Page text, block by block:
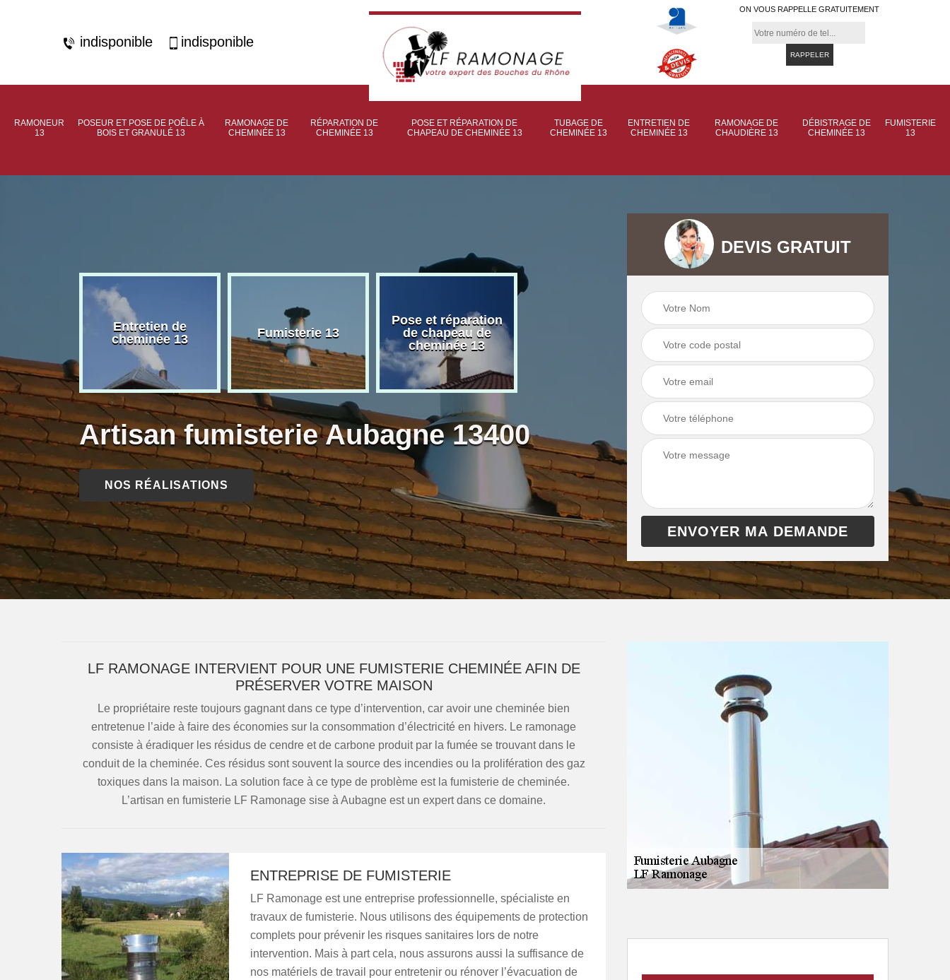
indisponible indisponible
ON VOUS RAPPELLE GRATUITEMENT
RAMONEUR
13
POSEUR ET POSE DE POÊLE À
BOIS ET GRANULÉ 13
RAMONAGE DE
CHEMINÉE 13
RÉPARATION DE
CHEMINÉE 13
POSE ET RÉPARATION DE
CHAPEAU DE CHEMINÉE 13
TUBAGE DE
CHEMINÉE 13
ENTRETIEN DE
CHEMINÉE 13
RAMONAGE DE
CHAUDIÈRE 13
DÉBISTRAGE DE
CHEMINÉE 13
FUMISTERIE
13
Entretien de
cheminée 13
Fumisterie 13
Pose et réparation
de chapeau de
cheminée 13
Poseur et pose de
Ramonage de
chaudière 13
Ramonage de
cheminée 13
Artisan fumisterie Aubagne 13400
NOS RÉALISATIONS
DEVIS GRATUIT
LF RAMONAGE INTERVIENT POUR UNE FUMISTERIE CHEMINÉE AFIN DE
PRÉSERVER VOTRE MAISON
Le propriétaire reste toujours gagnant dans ce type d’intervention, car avoir une cheminée bien
entretenue l’aide à faire des économies sur la consommation d’électricité en hivers. Le ramonage
consiste à éradiquer les résidus de cendre et de carbone produit par la fumée se trouvant dans le
conduit de la cheminée. Ces résidus sont souvent la source des incendies ou la prolifération des gaz
toxiques dans la maison. La solution face à ce type de problème est la fumisterie de cheminée.
L’artisan en fumisterie LF Ramonage sise à Aubagne est un expert dans ce domaine.
ENTREPRISE DE FUMISTERIE
LF Ramonage est une entreprise professionnelle, spécialiste en
travaux de fumisterie. Nous utilisons des équipements de protection
complets pour prévenir les risques sanitaires lors de notre
intervention. Mais à part cela, nous assurons aussi la suffisance de
nos matériels de travail pour entretenir ou rénover l’évacuation de